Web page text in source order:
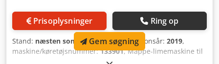
Prisoplysninger Ring op
Stand: næsten som ny (brugt), Produktionsår: 2019,
maskine/køretøjsnummer:133901, Mappe-limemaskine til
forarbejdning af lige linje kasser, automatik-luk bunde,
Gem søgning